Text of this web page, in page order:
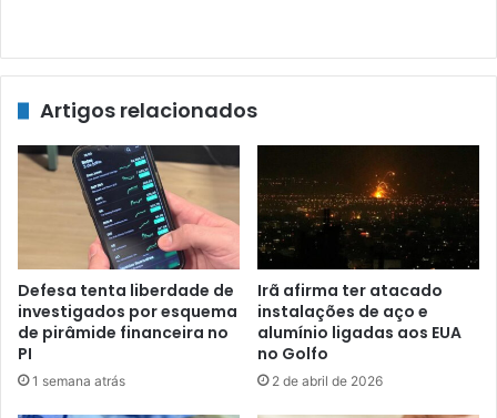
Artigos relacionados
Defesa tenta liberdade de
investigados por esquema
de pirâmide financeira no
PI
1 semana atrás
Irã afirma ter atacado
instalações de aço e
alumínio ligadas aos EUA
no Golfo
2 de abril de 2026